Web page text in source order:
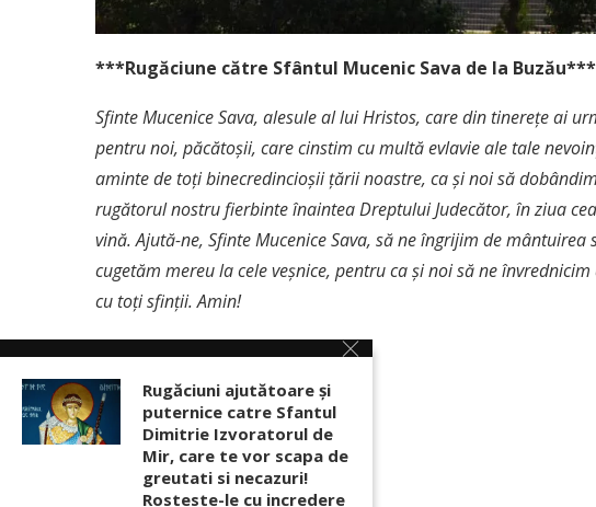
***Rugăciune către Sfântul Mucenic Sava de la Buzău***
Sfinte Mucenice Sava, alesule al lui Hristos, care din tinerețe ai
pentru noi, păcătoșii, care cinstim cu multă evlavie ale tale
aminte de toți binecredincioșii țării noastre, ca și noi să
rugătorul nostru fierbinte înaintea Dreptului Judecător, în ziua
vină. Ajută-ne, Sfinte Mucenice Sava, să ne îngrijim de
cugetăm mereu la cele veșnice, pentru ca și noi să ne
cu toți sfinții. Amin!
Sursa: doxologia.ro
Foto: crestinortodox.ro, buzau.net
Rugăciuni ajutătoare și
puternice catre Sfantul
Dimitrie Izvoratorul de
Mir, care te vor scapa de
greutati si necazuri!
Rosteste-le cu incredere